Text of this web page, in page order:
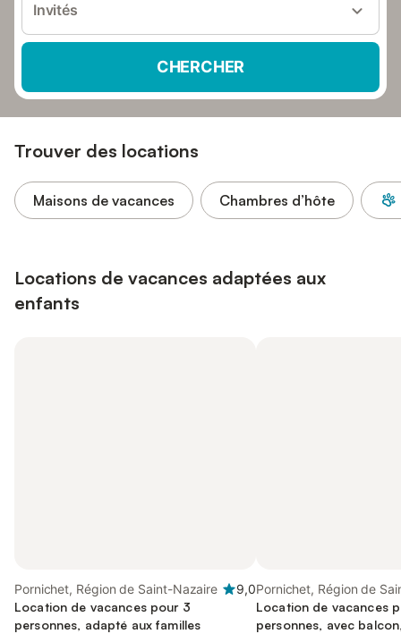
Invités
CHERCHER
Trouver des locations
Maisons de vacances Chambres d’hôte
Locations de vacances adaptées aux
enfants
Pornichet, Région de Saint-Nazaire
9,0
Location de vacances pour 3
personnes, adapté aux familles
Pornichet, Région de
Location de vacances
personnes, avec